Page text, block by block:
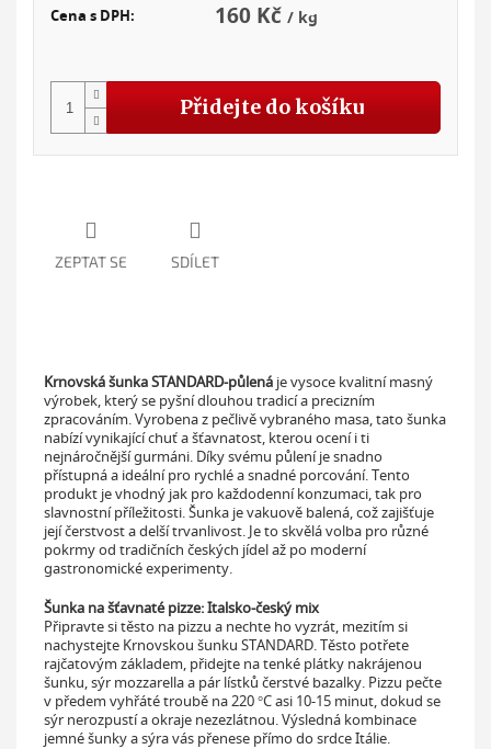
160 Kč
Cena s DPH: / kg
Přidejte do košíku
ZEPTAT SE SDÍLET
Krnovská šunka STANDARD-půlená je vysoce kvalitní masný
výrobek, který se pyšní dlouhou tradicí a precizním
zpracováním. Vyrobena z pečlivě vybraného masa, tato šunka
nabízí vynikající chuť a šťavnatost, kterou ocení i ti
nejnáročnější gurmáni. Díky svému půlení je snadno
přístupná a ideální pro rychlé a snadné porcování. Tento
produkt je vhodný jak pro každodenní konzumaci, tak pro
slavnostní příležitosti. Šunka je vakuově balená, což zajišťuje
její čerstvost a delší trvanlivost. Je to skvělá volba pro různé
pokrmy od tradičních českých jídel až po moderní
gastronomické experimenty.
Šunka na šťavnaté pizze: Italsko-český mix
Připravte si těsto na pizzu a nechte ho vyzrát, mezitím si
nachystejte Krnovskou šunku STANDARD. Těsto potřete
rajčatovým základem, přidejte na tenké plátky nakrájenou
šunku, sýr mozzarella a pár lístků čerstvé bazalky. Pizzu pečte
v předem vyhřáté troubě na 220 °C asi 10-15 minut, dokud se
sýr nerozpustí a okraje nezezlátnou. Výsledná kombinace
jemné šunky a sýra vás přenese přímo do srdce Itálie.